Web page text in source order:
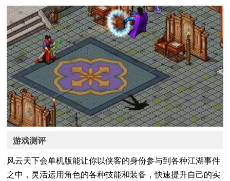
游戏测评
风云天下会单机版能让你以侠客的身份参与到各种江湖事件
之中，灵活运用角色的各种技能和装备，快速提升自己的实